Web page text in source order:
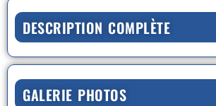
DESCRIPTION COMPLÈTE
GALERIE PHOTOS